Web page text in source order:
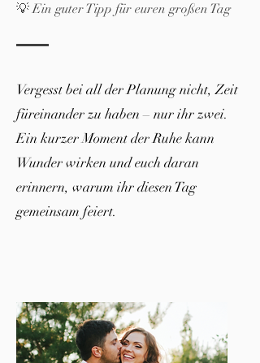
💡 Ein guter Tipp für euren großen Tag
Vergesst bei all der Planung nicht, Zeit
füreinander zu haben – nur ihr zwei.
Ein kurzer Moment der Ruhe kann
Wunder wirken und euch daran
erinnern, warum ihr diesen Tag
gemeinsam feiert.